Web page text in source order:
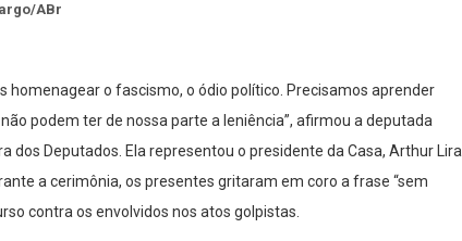
ABr
homenagear o fascismo, o ódio político. Precisamos aprender
podem ter de nossa parte a leniência”, afirmou a deputada
dos Deputados. Ela representou o presidente da Casa, Arthur Lira
a cerimônia, os presentes gritaram em coro a frase “sem
contra os envolvidos nos atos golpistas.